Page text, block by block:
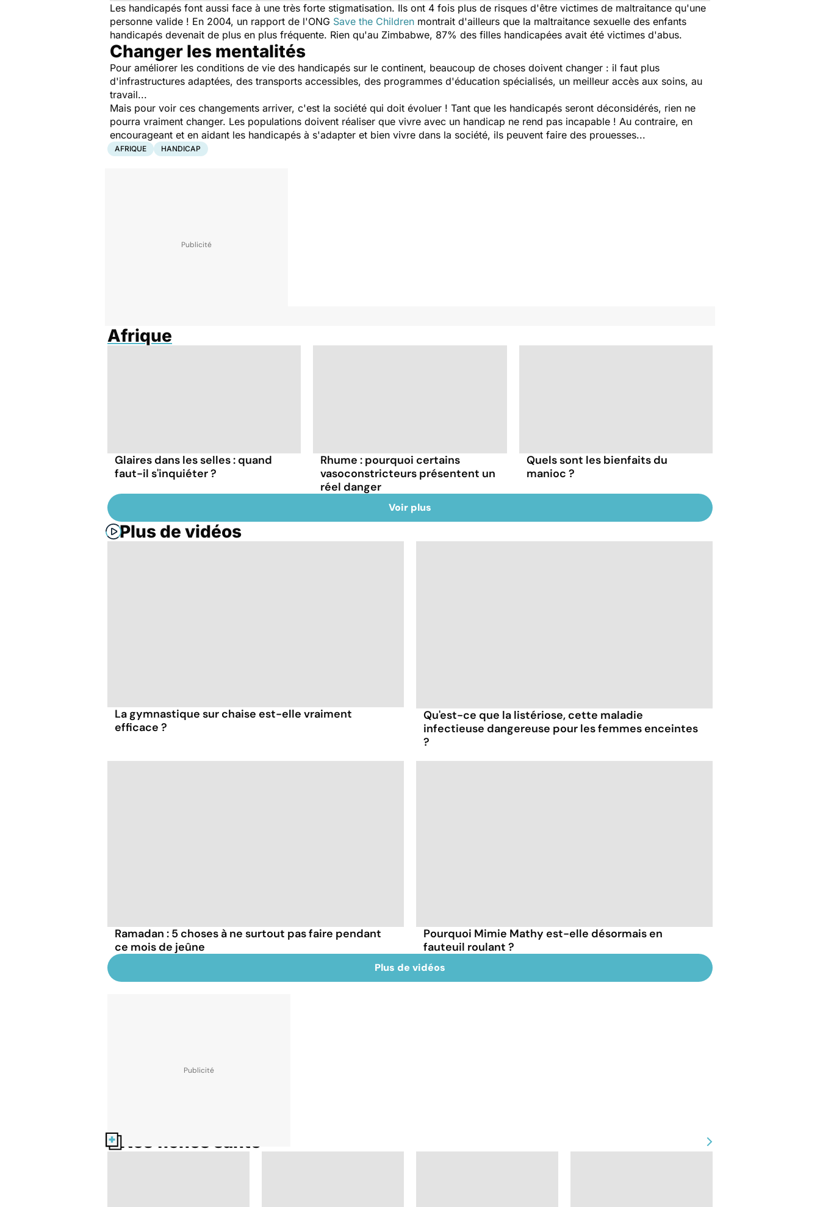
Les handicapés font aussi face à une très forte stigmatisation. Ils ont 4 fois plus de risques d'être victimes de maltraitance qu'une
personne valide ! En 2004, un rapport de l'ONG Save the Children montrait d'ailleurs que la maltraitance sexuelle des enfants
handicapés devenait de plus en plus fréquente. Rien qu'au Zimbabwe, 87% des filles handicapées avait été victimes d'abus.
Changer les mentalités
Pour améliorer les conditions de vie des handicapés sur le continent, beaucoup de choses doivent changer : il faut plus
d'infrastructures adaptées, des transports accessibles, des programmes d'éducation spécialisés, un meilleur accès aux soins, au
travail...
Mais pour voir ces changements arriver, c'est la société qui doit évoluer ! Tant que les handicapés seront déconsidérés, rien ne
pourra vraiment changer. Les populations doivent réaliser que vivre avec un handicap ne rend pas incapable ! Au contraire, en
encourageant et en aidant les handicapés à s'adapter et bien vivre dans la société, ils peuvent faire des prouesses...
AFRIQUE HANDICAP
Afrique
Glaires dans les selles : quand
faut-il s'inquiéter ?
Rhume : pourquoi certains
vasoconstricteurs présentent un
réel danger
Quels sont les bienfaits du
manioc ?
Voir plus
Plus de vidéos
La gymnastique sur chaise est-elle vraiment
efficace ?
Qu'est-ce que la listériose, cette maladie
infectieuse dangereuse pour les femmes enceintes
?
Ramadan : 5 choses à ne surtout pas faire pendant
ce mois de jeûne
Pourquoi Mimie Mathy est-elle désormais en
fauteuil roulant ?
Plus de vidéos
Nos fiches santé